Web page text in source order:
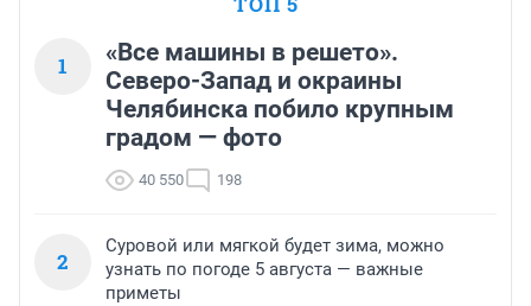
1
«Все машины в решето».
Северо-Запад и окраины
Челябинска побило крупным
градом — фото
40 550 198
2
Суровой или мягкой будет зима, можно
узнать по погоде 5 августа — важные
приметы